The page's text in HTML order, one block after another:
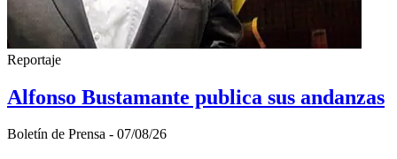
Reportaje
Alfonso Bustamante publica sus andanzas
Boletí­n de Prensa - 07/08/26